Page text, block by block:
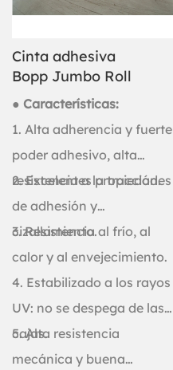
Cinta adhesiva
Bopp Jumbo Roll
● Características:
1. Alta adherencia y fuerte
poder adhesivo, alta
resistencia a la tracción.
2. Excelentes propiedades
de adhesión y
cizallamiento.
3. Resistencia al frío, al
calor y al envejecimiento.
4. Estabilizado a los rayos
UV: no se despega de las
cajas.
5. Alta resistencia
mecánica y buena